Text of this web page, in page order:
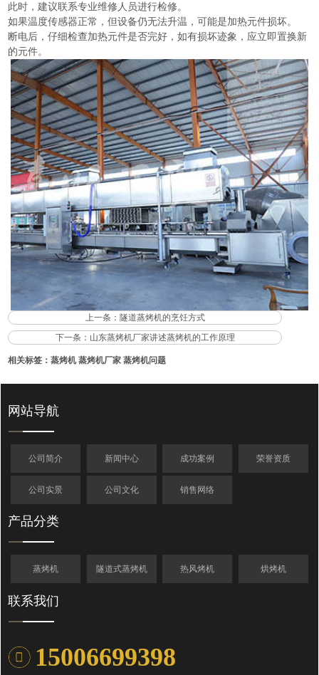
此时，建议联系专业维修人员进行检修。
如果温度传感器正常，但设备仍无法升温，可能是加热元件损坏。
断电后，仔细检查加热元件是否完好，如有损坏迹象，应立即置换新
的元件。
上一条： 隧道蒸烤机的烹饪方式
下一条： 山东蒸烤机厂家讲述蒸烤机的工作原理
相关标签： 蒸烤机 蒸烤机厂家 蒸烤机问题
网站导航
公司简介 新闻中心 成功案例 荣誉资质
公司实景 公司文化 销售网络
产品分类
蒸烤机 隧道式蒸烤机 热风烤机 烘烤机
联系我们
15006699398